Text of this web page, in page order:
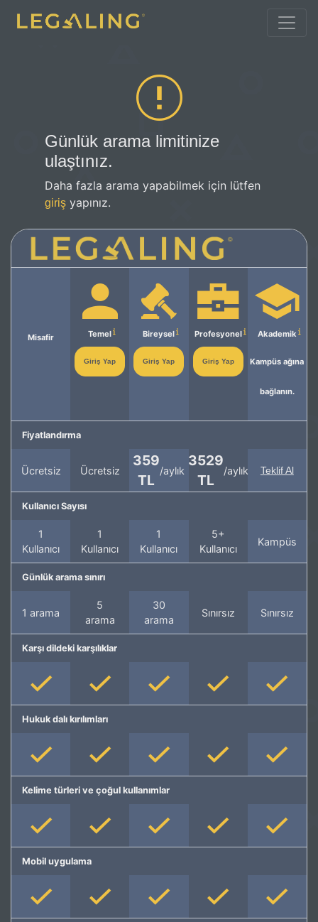
Günlük arama limitinize
ulaştınız.
Daha fazla arama yapabilmek için lütfen
giriş yapınız.
Misafir Temel
Giriş Yap
Bireysel
Giriş Yap
Profesyonel
Giriş Yap
Akademik
Kampüs ağına
bağlanın.
Fiyatlandırma
Ücretsiz Ücretsiz
359
TL
/aylık
3529
TL
/aylık Teklif Al
Kullanıcı Sayısı
1
Kullanıcı
1
Kullanıcı
1
Kullanıcı
5+
Kullanıcı
Kampüs
Günlük arama sınırı
1 arama
5
arama
30
arama
Sınırsız Sınırsız
Karşı dildeki karşılıklar
Hukuk dalı kırılımları
Kelime türleri ve çoğul kullanımlar
Mobil uygulama